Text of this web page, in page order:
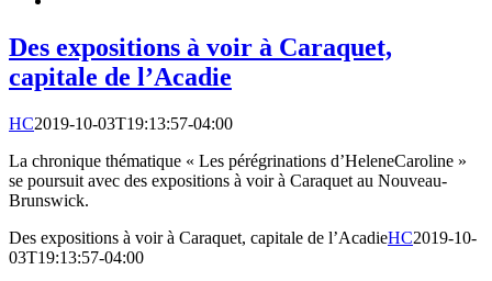
Des expositions à voir à Caraquet,
capitale de l’Acadie
HC2019-10-03T19:13:57-04:00
La chronique thématique « Les pérégrinations d’HeleneCaroline »
se poursuit avec des expositions à voir à Caraquet au Nouveau-
Brunswick.
Des expositions à voir à Caraquet, capitale de l’AcadieHC2019-10-
03T19:13:57-04:00